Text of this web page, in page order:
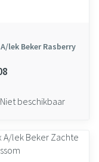
lek Beker Rasberry
Niet beschikbaar